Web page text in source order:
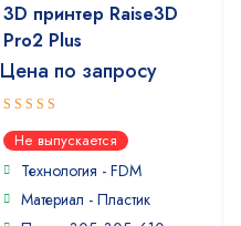
3D принтер Raise3D
Pro2 Plus
Цена по запросу
5out of 5
Не выпускается
Технология - FDM
Материал - Пластик